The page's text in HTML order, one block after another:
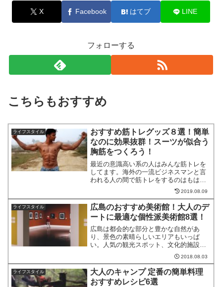
X Facebook はてブ LINE
フォローする
こちらもおすすめ
ライフスタイル
おすすめ筋トレグッズ８選！簡単
なのに効果抜群！スーツが似合う
胸筋をつくろう！
最近の意識高い系の人はみんな筋トレを
してます。海外の一流ビジネスマンと言
われる人の間で筋トレをするのはもはや
常識です。なぜならスーツを着たとき、
胸板が厚いとビシッと決まることを知っ
てるいるからです。そこで自宅で簡単に
胸筋を鍛えられるおすすめ...
2019.08.09
ライフスタイル
広島のおすすめ美術館！大人のデ
ートに最適な個性派美術館8選！
広島は都会的な部分と豊かな自然があ
り、景色の素晴らしいエリアもいっぱ
い。人気の観光スポット、文化的施設も
多く存在します。そこで今回は、広島県
でおすすめの、大人のデートにもぴった
りな美術館を厳選してご紹介したいと思
います！広島のおすすめ美術館...
2018.08.03
ライフスタイル
大人のキャンプ 定番の簡単料理
おすすめレシピ6選